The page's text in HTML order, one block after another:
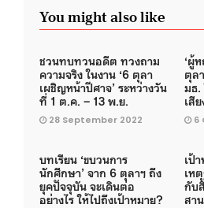
You might also like
ชวนทบทวนอดีต ทวงถาม
ความจริง ในงาน ‘6 ตุลา
เผชิญหน้าปีศาจ’ ระหว่างวัน
ที่ 1 ต.ค. – 13 พ.ย.
28 September 2022
‘ผู้
ตุล
มธ.
เสี
6
บทเรียน ‘ขบวนการ
นักศึกษา’ จาก 6 ตุลาฯ ถึง
ยุคปัจจุบัน จะเดินต่อ
อย่างไร ให้ไปถึงเป้าหมาย?
เป้
เห
กับ
สา